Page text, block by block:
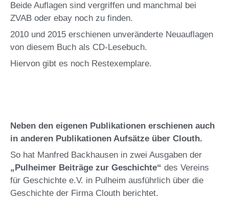
Beide Auflagen sind vergriffen und manchmal bei
ZVAB oder ebay noch zu finden.
2010 und 2015 erschienen unveränderte Neuauflagen
von diesem Buch als CD-Lesebuch.
Hiervon gibt es noch Restexemplare.
Neben den eigenen Publikationen erschienen auch
in anderen Publikationen Aufsätze über Clouth.
So hat Manfred Backhausen in zwei Ausgaben der
„Pulheimer Beiträge zur Geschichte“ des Vereins
für Geschichte e.V. in Pulheim ausführlich über die
Geschichte der Firma Clouth berichtet.